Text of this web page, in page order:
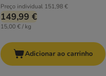
Preço individual 151,98 €
149,99 €
15,00 € / kg
Adicionar ao carrinho